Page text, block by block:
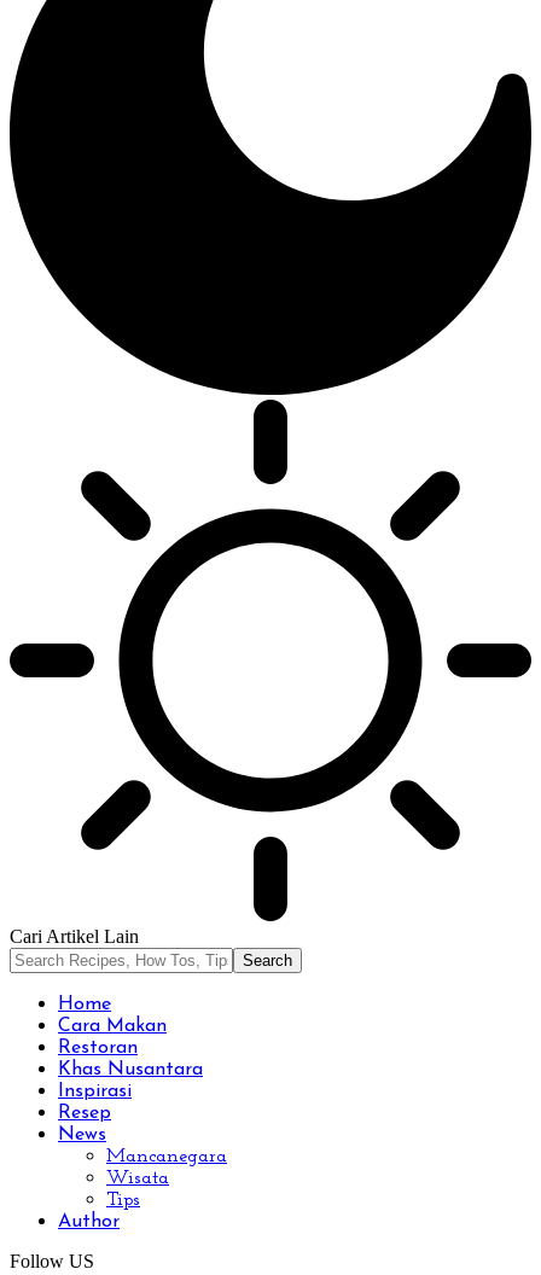
Cari Artikel Lain
Home
Cara Makan
Restoran
Khas Nusantara
Inspirasi
Resep
News
Mancanegara
Wisata
Tips
Author
Follow US